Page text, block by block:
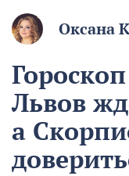
Оксана
Львов
а